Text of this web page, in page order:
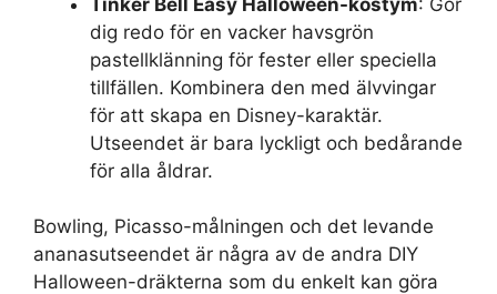
dig redo för en vacker havsgrön
pastellklänning för fester eller speciella
tillfällen. Kombinera den med älvvingar
för att skapa en Disney-karaktär.
Utseendet är bara lyckligt och bedårande
för alla åldrar.
Bowling, Picasso-målningen och det levande
ananasutseendet är några av de andra DIY
Halloween-dräkterna som du enkelt kan göra